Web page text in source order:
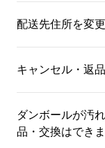
配送先住所を変
キャンセル・返
ダンボールが汚
品・交換はでき